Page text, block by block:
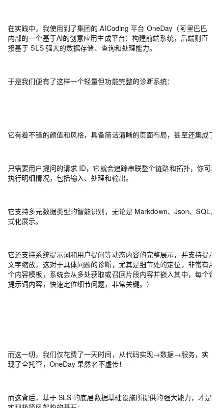
在实践中，我使用到了集团的 AICoding 平台 OneDay （阿里巴巴
内部的一个基于AI的创意应用生成平台） 构建前端系统，后端则直
接基于 SLS 强大的数据存储、查询和处理能力。
于是我们便有了这样一个轻量但功能完整的诊断系统：
它有着不错的颜值和风格，具备简洁清晰的页面布局，甚至还集成了
只需要用户提问的请求 ID，它就会追踪串联整个链路和拓扑，你可
执行明细情况，包括输入、处理和输出。
它支持多元数据类型的智能识别，无论是 Markdown、Json、SQL
式化展示。
它还支持系统提示词和用户提问等动态内容的完整展示，并支持提示
文字缩放，这对于具体问题的诊断，尤其是细节处的定位，非常有
个内容模板，系统会从多处获取或召回片段内容并嵌入其中，每个
提示词内容，快速定位细节问题，非常关键。）
而这一切，我们仅花费了一天时间 ，从代码实现→数据→服务，实
现了全托管， OneDay 果然名不虚传！
而这背后，基于 SLS 的底层数据基础设施所提供的强大能力，才是